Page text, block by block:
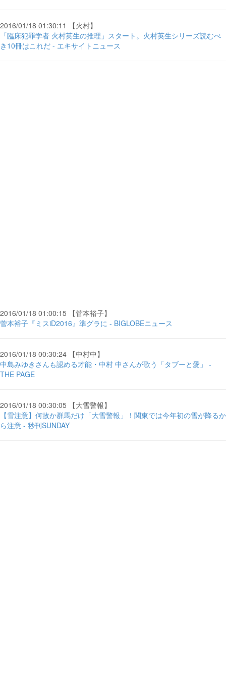
2016/01/18 01:30:11 【火村】
「臨床犯罪学者 火村英生の推理」スタート。火村英生シリーズ読むべ
き10冊はこれだ - エキサイトニュース
2016/01/18 01:00:15 【菅本裕子】
菅本裕子『ミスiD2016』準グラに - BIGLOBEニュース
2016/01/18 00:30:24 【中村中】
中島みゆきさんも認める才能・中村 中さんが歌う「タブーと愛」 -
THE PAGE
2016/01/18 00:30:05 【大雪警報】
【雪注意】何故か群馬だけ「大雪警報」！関東では今年初の雪が降るか
ら注意 - 秒刊SUNDAY